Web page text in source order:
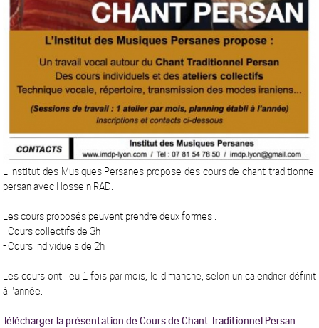
L'Institut des Musiques Persanes propose des cours de chant traditionnel
persan avec Hossein RAD.
Les cours proposés peuvent prendre deux formes :
- Cours collectifs de 3h
- Cours individuels de 2h
Les cours ont lieu 1 fois par mois, le dimanche, selon un calendrier définit
à l'année.
Télécharger la présentation de Cours de Chant Traditionnel Persan